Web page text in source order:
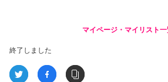
マイページ・マイリスト
終了しました